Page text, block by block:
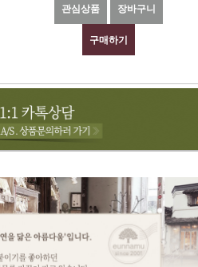
관심상품 장바구니
구매하기